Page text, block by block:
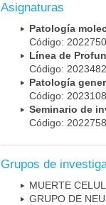
Asignaturas
Patología
Código:
Línea de
Código:
Patología
Código:
Seminario de
Código:
Grupos de
MUERTE
GRUPO DE